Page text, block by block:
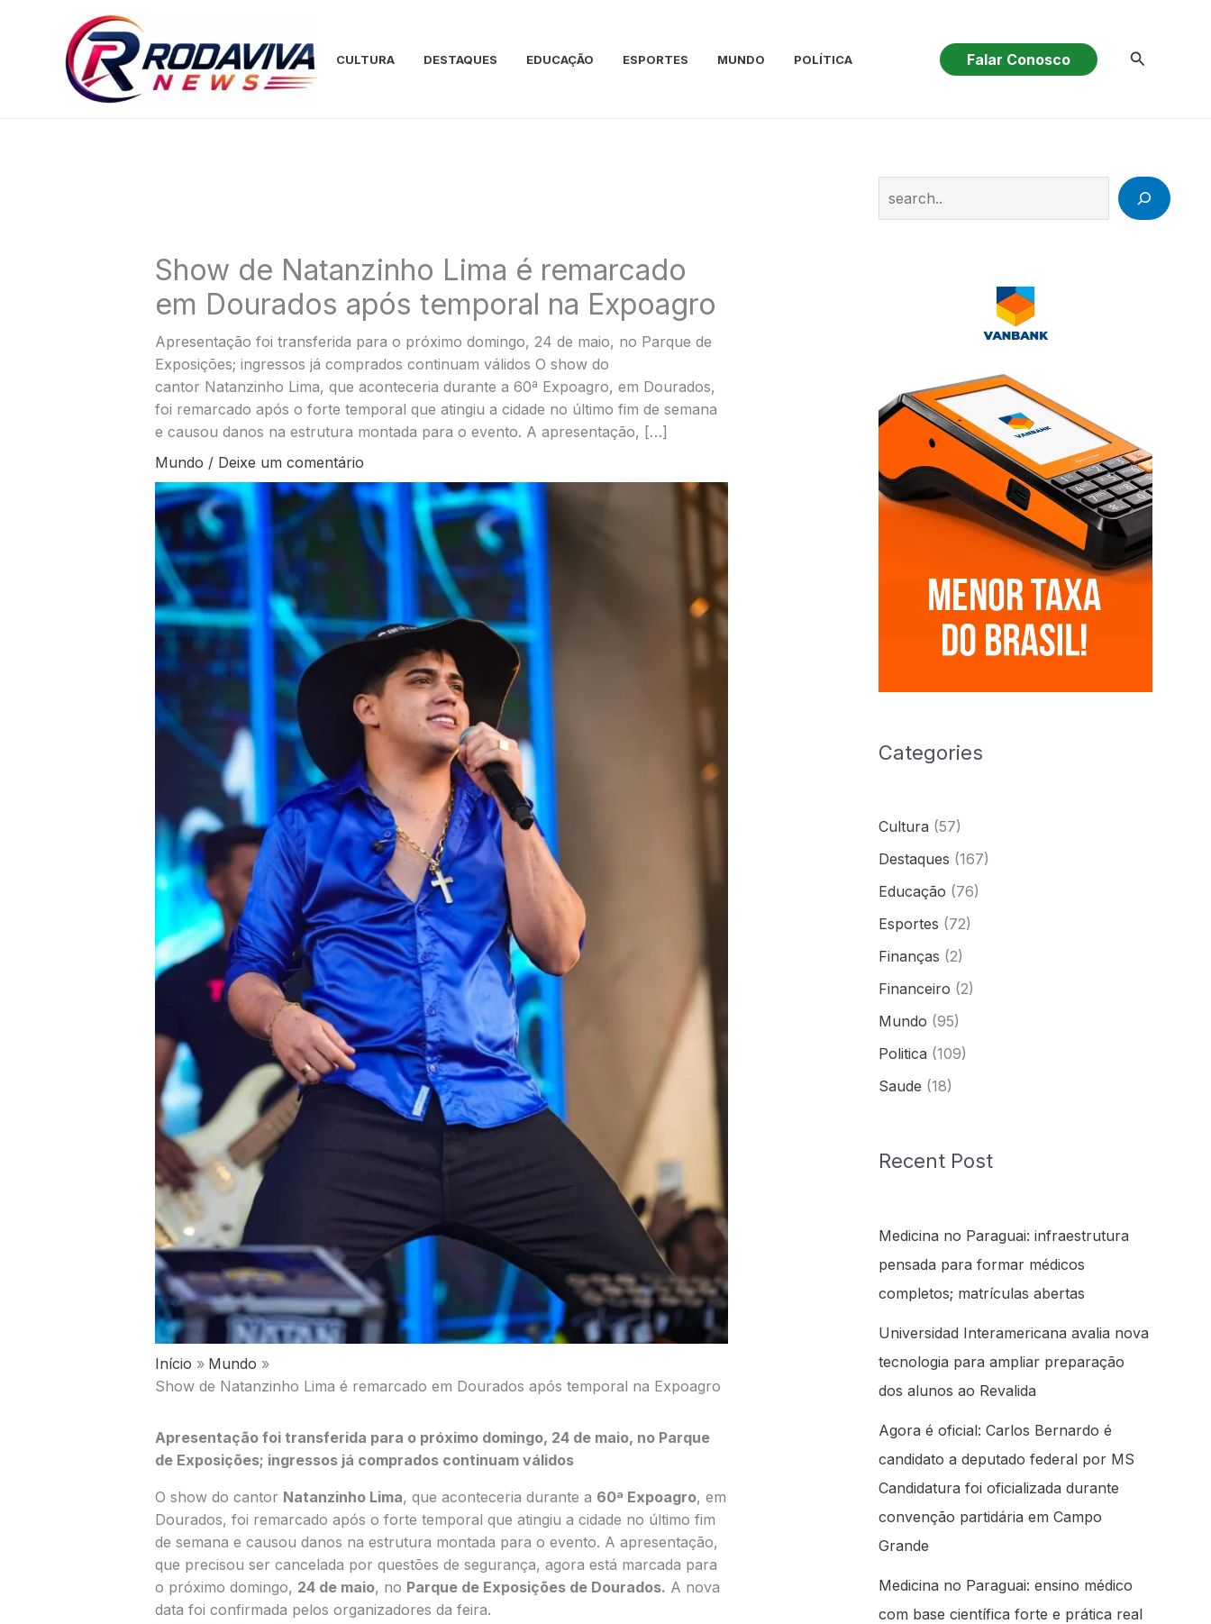
CULTURA DESTAQUES EDUCAÇÃO ESPORTES MUNDO POLÍTICA Falar Conosco Pesquisar
Show de Natanzinho Lima é remarcado
em Dourados após temporal na Expoagro
Apresentação foi transferida para o próximo domingo, 24 de maio, no Parque de
Exposições; ingressos já comprados continuam válidos O show do
cantor Natanzinho Lima, que aconteceria durante a 60ª Expoagro, em Dourados,
foi remarcado após o forte temporal que atingiu a cidade no último fim de semana
e causou danos na estrutura montada para o evento. A apresentação, […]
Mundo / Deixe um comentário
Início
Mundo
Show de Natanzinho Lima é remarcado em Dourados após temporal na Expoagro
Apresentação foi transferida para o próximo domingo, 24 de maio, no Parque
de Exposições; ingressos já comprados continuam válidos
O show do cantor Natanzinho Lima, que aconteceria durante a 60ª Expoagro, em
Dourados, foi remarcado após o forte temporal que atingiu a cidade no último fim
de semana e causou danos na estrutura montada para o evento. A apresentação,
que precisou ser cancelada por questões de segurança, agora está marcada para
o próximo domingo, 24 de maio, no Parque de Exposições de Dourados. A nova
data foi confirmada pelos organizadores da feira.
Categories
Cultura (57)
Destaques (167)
Educação (76)
Esportes (72)
Finanças (2)
Financeiro (2)
Mundo (95)
Politica (109)
Saude (18)
Recent Post
Medicina no Paraguai: infraestrutura
pensada para formar médicos
completos; matrículas abertas
Universidad Interamericana avalia nova
tecnologia para ampliar preparação
dos alunos ao Revalida
Agora é oficial: Carlos Bernardo é
candidato a deputado federal por MS
Candidatura foi oficializada durante
convenção partidária em Campo
Grande
Medicina no Paraguai: ensino médico
com base científica forte e prática real